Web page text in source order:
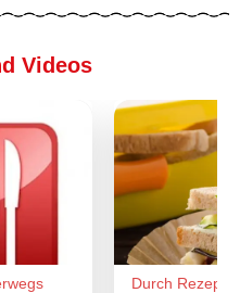
Videos
Durch Rezepte